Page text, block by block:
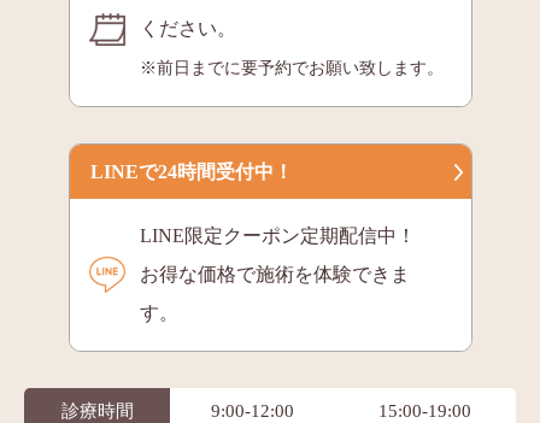
ください。
※前日までに要予約でお願い致します。
LINEで24時間受付中！
LINE限定クーポン定期配信中！
お得な価格で施術を体験できま
す。
診療時間 9:00-12:00 15:00-19:00